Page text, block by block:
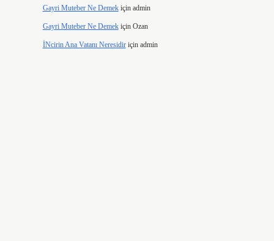
Gayri Muteber Ne Demekiçin admin
Gayri Muteber Ne Demekiçin Ozan
İNcirin Ana Vatanı Neresidiriçin admin